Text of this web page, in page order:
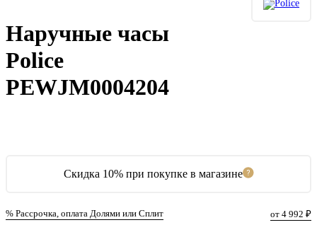
Скидка 10% при покупке в магазине
% Рассрочка, оплата Долями или Сплит от 4 992 ₽
Наручные часы
Police
PEWJM0004204